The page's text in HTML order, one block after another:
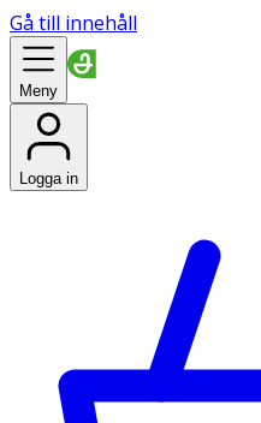
Gå till innehåll
Meny
Logga in